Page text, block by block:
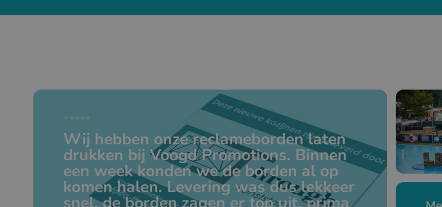
⭐⭐⭐⭐⭐
Wij hebben onze reclameborden laten
drukken bij Voogd Promotions. Binnen
een week konden we de borden al op
komen halen. Levering was dus lekkeer